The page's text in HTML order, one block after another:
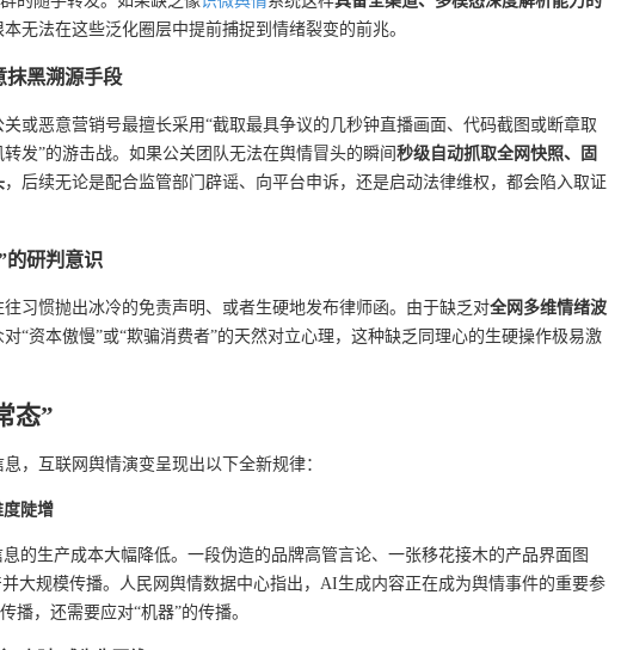
无法在这些泛化圈层中提前捕捉到情绪裂变的前兆。
抹黑溯源手段
或恶意营销号最擅长采用“截取最具争议的几秒钟直播画面、代码截图或断章取
发”的游击战。如果公关团队无法在舆情冒头的瞬间 秒级自动抓取全网快照、固
，后续无论是配合监管部门辟谣、向平台申诉，还是启动法律维权，都会陷入取证
的研判意识
习惯抛出冰冷的免责声明、或者生硬地发布律师函。由于缺乏对全网多维情绪波
“资本傲慢”或“欺骗消费者”的天然对立心理，这种缺乏同理心的生硬操作极易激
态”
，互联网舆情演变呈现出以下全新规律：
度陡增
的生产成本大幅降低。一段伪造的品牌高管言论、一张移花接木的产品界面图
大规模传播。人民网舆情数据中心指出，AI生成内容正在成为舆情事件的重要参
播，还需要应对“机器”的传播。